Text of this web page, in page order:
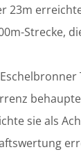
23m
Strecke,
sie als